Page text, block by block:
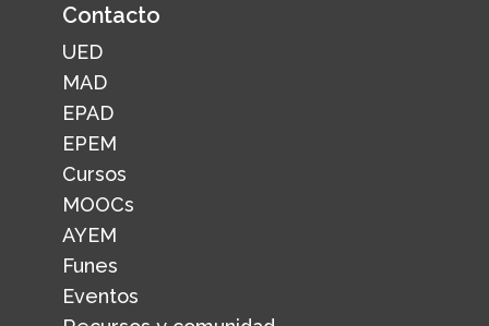
Contacto
UED
MAD
EPAD
EPEM
Cursos
MOOCs
AYEM
Funes
Eventos